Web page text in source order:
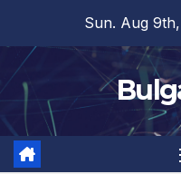
content
Sun. Aug